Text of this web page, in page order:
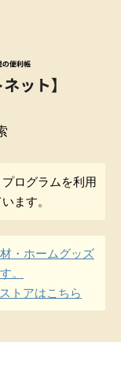
ログラムを利用
ます。
・ホームグッズ
。
トアはこちら